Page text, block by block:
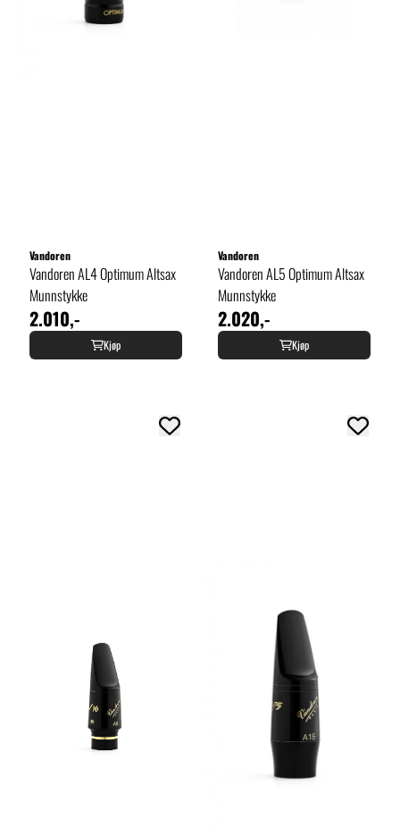
Vandoren
Vandoren AL4 Optimum Altsax
Munnstykke
2.010,-
Kjøp
Vandoren
Vandoren AL5 Optimum Altsax
Munnstykke
2.020,-
Kjøp